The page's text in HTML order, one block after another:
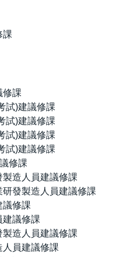
課
修課
試)建議修課
試)建議修課
試)建議修課
試)建議修課
修課
造人員建議修課
發製造人員建議修課
議修課
建議修課
造人員建議修課
員建議修課